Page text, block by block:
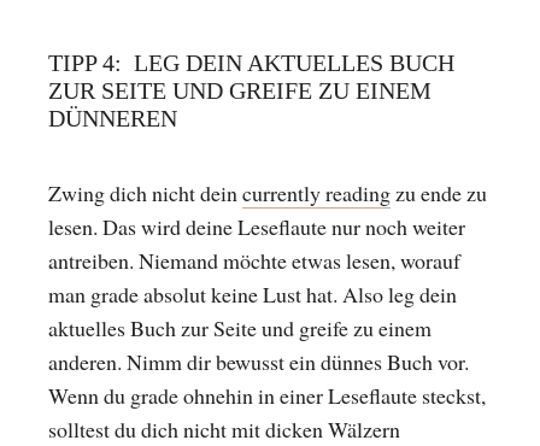
TIPP 4: LEG DEIN AKTUELLES BUCH
ZUR SEITE UND GREIFE ZU EINEM
DÜNNEREN
Zwing dich nicht deincurrently readingzu ende zu
lesen. Das wird deine Leseflaute nur noch weiter
antreiben. Niemand möchte etwas lesen, worauf
man grade absolut keine Lust hat. Also leg dein
aktuelles Buch zur Seite und greife zu einem
anderen. Nimm dir bewusst ein dünnes Buch vor.
Wenn du grade ohnehin in einer Leseflaute steckst,
solltest du dich nicht mit dicken Wälzern